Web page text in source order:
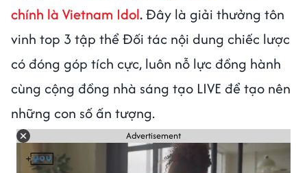
chính là Vietnam Idol.Đây là giải thưởng tôn
vinh top 3 tập thể Đối tác nội dung chiếc lược
có đóng góp tích cực, luôn nỗ lực đồng hành
cùng cộng đồng nhà sáng tạo LIVE để tạo nên
những con số ấn tượng.
Advertisement